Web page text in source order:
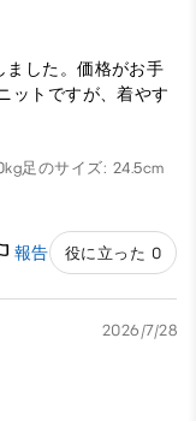
ました。価格がお手
ットですが、着やす
足のサイズ: 24.5cm
報告 役に立った 0
2026/7/28